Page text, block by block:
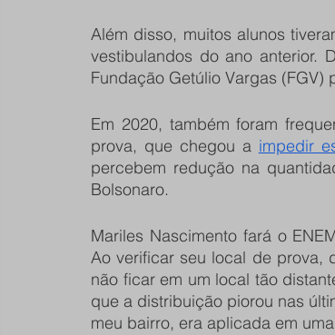
Além disso, muitos alunos
vestibulandos do ano anterior.
Fundação Getúlio Vargas
Em 2020, também foram
prova, que chegou a impedir
percebem redução na
Bolsonaro.
Mariles Nascimento fará o
Ao verificar seu local de prova,
não ficar em um local tão
que a distribuição piorou nas
meu bairro, era aplicada em